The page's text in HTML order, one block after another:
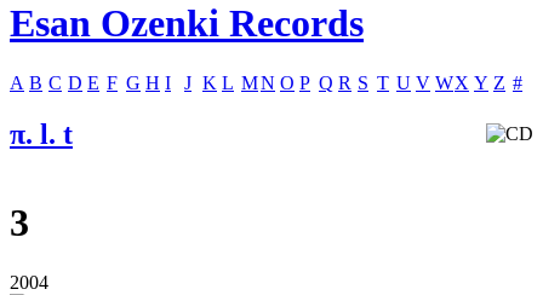
Esan Ozenki Records
A B C D E F G H I J K L MN O P Q R S T U V WX Y Z #
π. l. t
3
2004